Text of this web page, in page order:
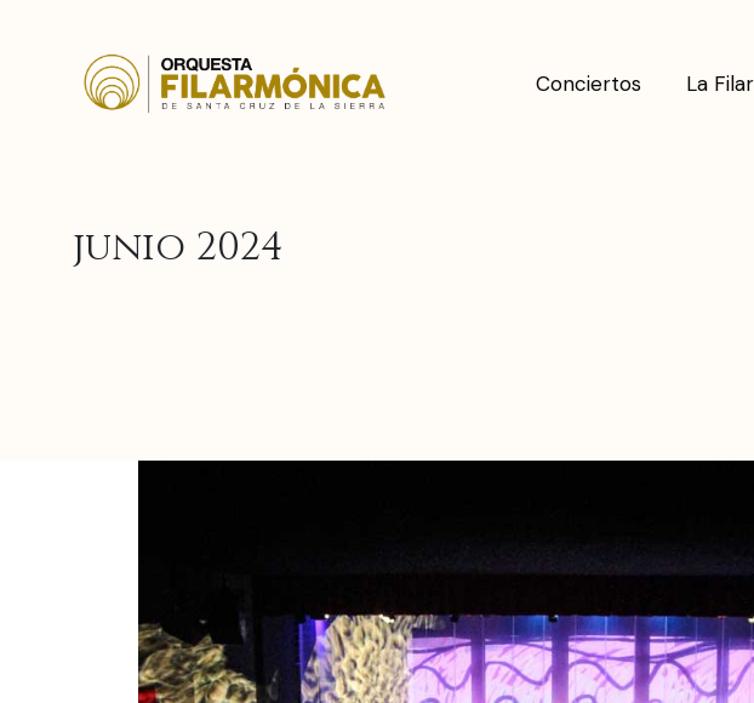
Conciertos La
junio 2024